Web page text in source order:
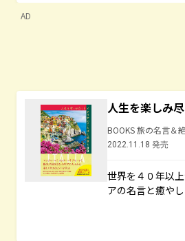
AD
人生を楽しみ
BOOKS 旅の名言＆
2022.11.18 発売
世界を４０年以
アの名言と癒や